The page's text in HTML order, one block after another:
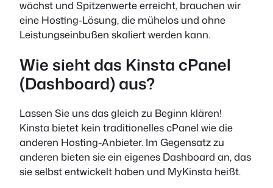
wächst und Spitzenwerte erreicht, brauchen wir
eine Hosting-Lösung, die mühelos und ohne
Leistungseinbußen skaliert werden kann.
Wie sieht das Kinsta cPanel
(Dashboard) aus?
Lassen Sie uns das gleich zu Beginn klären!
Kinsta bietet kein traditionelles cPanel wie die
anderen Hosting-Anbieter. Im Gegensatz zu
anderen bieten sie ein eigenes Dashboard an, das
sie selbst entwickelt haben und MyKinsta heißt.